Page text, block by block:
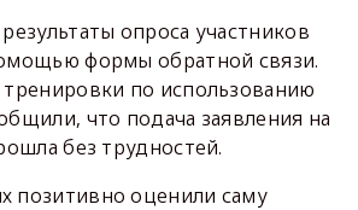
опроса участников
формы обратной связи.
тренировки по использованию
что подача заявления на
без трудностей.
позитивно оценили саму